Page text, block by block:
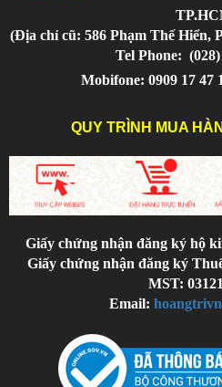
(Địa chỉ cũ: 586 Phạm Thế Hiển,
Tel Phone:
Mobifone: 0909 17 47
QUY TRÌNH MUA
Giấy chứng nhận đăng ký hộ
Giấy chứng nhận đăng ký
MST:
Email: